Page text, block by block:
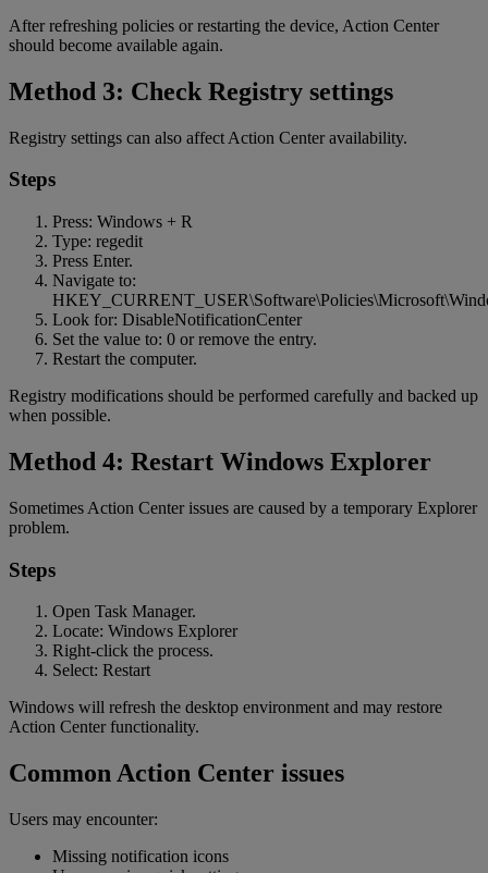
After refreshing policies or restarting the device, Action Center
should become available again.
Method 3: Check Registry settings
Registry settings can also affect Action Center availability.
Steps
Press: Windows + R
Type: regedit
Press Enter.
Navigate to:
Look for: DisableNotificationCenter
Set the value to: 0 or remove the entry.
Restart the computer.
Registry modifications should be performed carefully and backed up
when possible.
Method 4: Restart Windows Explorer
Sometimes Action Center issues are caused by a temporary Explorer
problem.
Steps
Open Task Manager.
Locate: Windows Explorer
Right-click the process.
Select: Restart
Windows will refresh the desktop environment and may restore
Action Center functionality.
Common Action Center issues
Users may encounter:
Missing notification icons